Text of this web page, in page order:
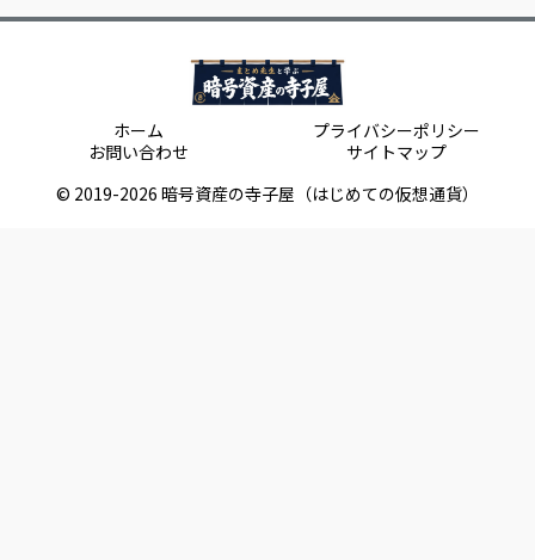
ホーム
プライバシーポリシー
お問い合わせ
サイトマップ
© 2019-2026 暗号資産の寺子屋（はじめての仮想通貨）